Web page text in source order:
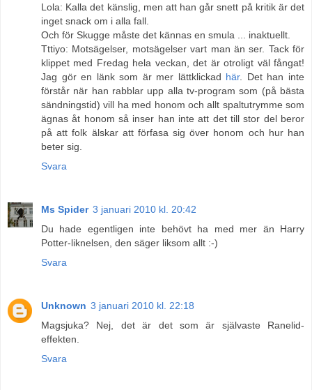
Lola: Kalla det känslig, men att han går snett på kritik är det
inget snack om i alla fall.
Och för Skugge måste det kännas en smula ... inaktuellt.
Tttiyo: Motsägelser, motsägelser vart man än ser. Tack för
klippet med Fredag hela veckan, det är otroligt väl fångat!
Jag gör en länk som är mer lättklickad här. Det han inte
förstår när han rabblar upp alla tv-program som (på bästa
sändningstid) vill ha med honom och allt spaltutrymme som
ägnas åt honom så inser han inte att det till stor del beror
på att folk älskar att förfasa sig över honom och hur han
beter sig.
Svara
Ms Spider 3 januari 2010 kl. 20:42
Du hade egentligen inte behövt ha med mer än Harry
Potter-liknelsen, den säger liksom allt :-)
Svara
Unknown 3 januari 2010 kl. 22:18
Magsjuka? Nej, det är det som är självaste Ranelid-
effekten.
Svara